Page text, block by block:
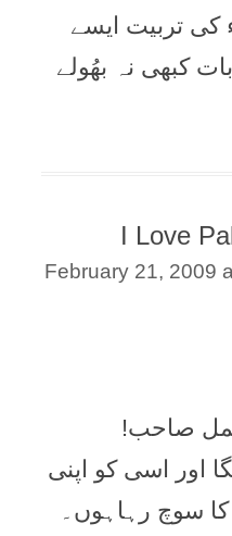
کی تربیت ایسے
کبھی نہ بھُولے
I Love
February 21, 2009
صاحب!
اور اسی کو اپنی
سوچ رہاہوں۔